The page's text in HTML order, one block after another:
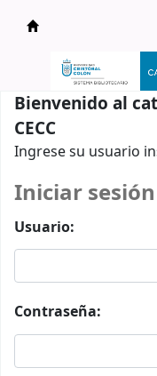
Catálogo en
Bienvenido al
CECC
Ingrese su usuario
Iniciar sesión
Usuario:
Contraseña: